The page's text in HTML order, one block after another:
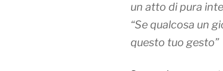
un atto di pura
“Se qualcosa un
questo tuo gesto”